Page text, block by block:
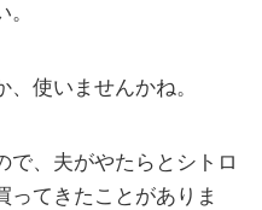
使いませんかね。
で、夫がやたらとシトロ
ってきたことがありま